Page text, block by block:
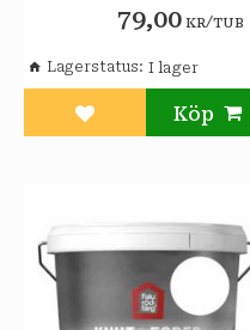
79,00 KR/TUB
Lägg till i
Lagerstatus